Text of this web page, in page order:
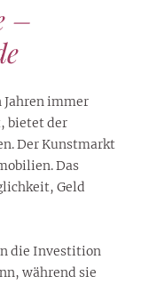
–
immer
bietet der
Der Kunstmarkt
Das
Geld
die Investition
während sie